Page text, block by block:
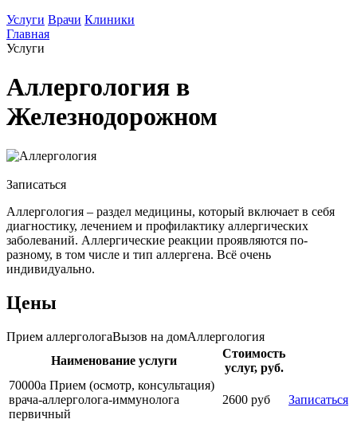
Услуги Врачи Клиники
Главная
Услуги
Аллергология в
Железнодорожном
Записаться
Аллергология – раздел медицины, который включает в себя
диагностику, лечением и профилактику аллергических
заболеваний. Аллергические реакции проявляются по-
разному, в том числе и тип аллергена. Всё очень
индивидуально.
Цены
Прием аллергологаВызов на домАллергология
Наименование услуги
Стоимость
услуг, руб.
70000а Прием (осмотр, консультация)
врача-аллерголога-иммунолога
первичный
2600 руб Записаться